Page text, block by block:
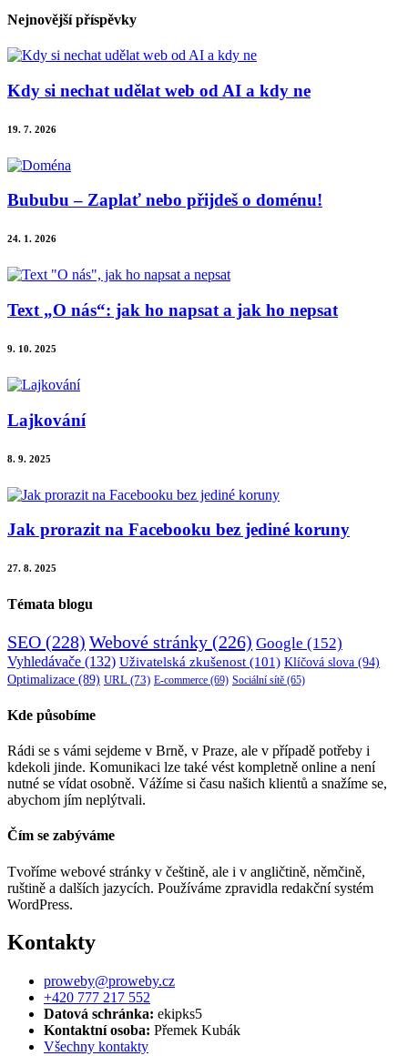
Nejnovější příspěvky
Kdy si nechat udělat web od AI a kdy ne
19. 7. 2026
Bububu – Zaplať nebo přijdeš o doménu!
24. 1. 2026
Text „O nás“: jak ho napsat a jak ho nepsat
9. 10. 2025
Lajkování
8. 9. 2025
Jak prorazit na Facebooku bez jediné koruny
27. 8. 2025
Témata blogu
SEO (228) Webové stránky (226) Google (152)
Vyhledávače (132) Uživatelská zkušenost (101) Klíčová slova (94)
Optimalizace (89) URL (73) E-commerce (69) Sociální sítě (65)
Kde působíme
Rádi se s vámi sejdeme v Brně, v Praze, ale v případě potřeby i
kdekoli jinde. Komunikaci lze také vést kompletně online a není
nutné se vídat osobně. Vážíme si času našich klientů a snažíme se,
abychom jím neplýtvali.
Čím se zabýváme
Tvoříme webové stránky v češtině, ale i v angličtině, němčině,
ruštině a dalších jazycích. Používáme zpravidla redakční systém
WordPress.
Kontakty
proweby@proweby.cz
+420 777 217 552
Datová schránka: ekipks5
Kontaktní osoba: Přemek Kubák
Všechny kontakty